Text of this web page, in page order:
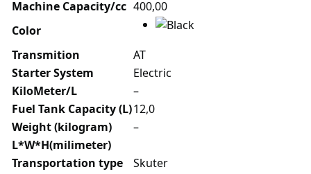
Machine Capacity/cc 400,00
Color
Transmition
AT
Starter System
Electric
KiloMeter/L
–
Fuel Tank Capacity (L)12,0
Weight (kilogram)
–
L*W*H(milimeter)
Transportation type
Skuter